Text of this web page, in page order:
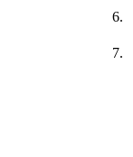
6.
7.